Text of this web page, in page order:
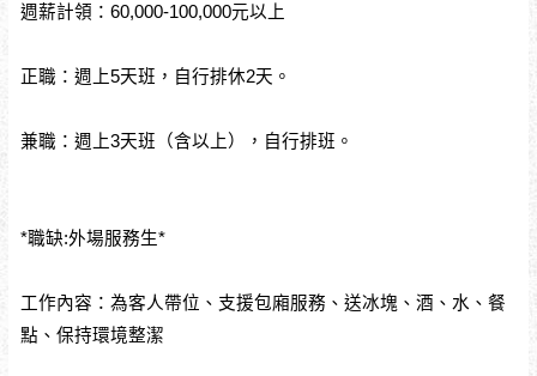
週薪計領：60,000-100,000元以上
正職：週上5天班，自行排休2天。
兼職：週上3天班（含以上），自行排班。
*職缺:外場服務生*
工作內容：為客人帶位、支援包廂服務、送冰塊、酒、水、餐
點、保持環境整潔